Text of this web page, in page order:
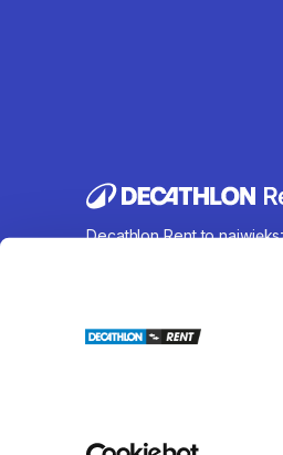
Decathlon Rent to
wynajem rowerów,